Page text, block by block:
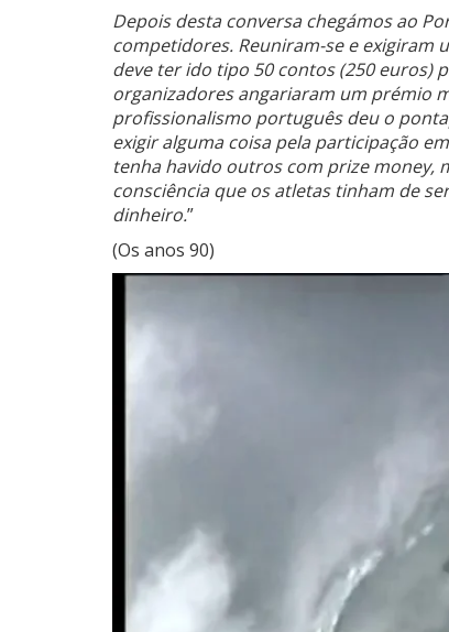
Depois desta conversa chegámos ao
competidores. Reuniram-se e exigiram
deve ter ido tipo 50 contos (250 euros)
organizadores angariaram um prémio
profissionalismo português deu o
exigir alguma coisa pela participação
tenha havido outros com prize money,
consciência que os atletas tinham de
dinheiro.”
(Os anos 90)